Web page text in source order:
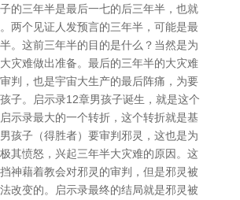
的三年半是最后一七的后三年半，也就
两个见证人发预言的三年半，可能是最
。这前三年半的目的是什么？当然是为
灾难做出准备。最后的三年半的大灾难
判，也是宇宙大生产的最后阵痛，为要
子。启示录12章男孩子诞生，就是这个
示录最大的一个转折，这个转折就是基
孩子（得胜者）要审判邪灵，这也是为
其愤怒，兴起三年半大灾难的原因。这
神藉着教会对邪灵的审判，但是邪灵被
改变的。启示录最终的结局就是邪灵被